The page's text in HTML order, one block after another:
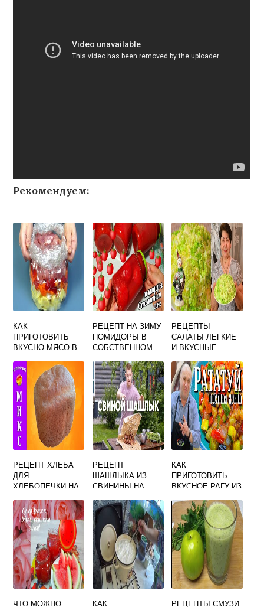
Рекомендуем:
КАК
ПРИГОТОВИТЬ
ВКУСНО МЯСО В
РЕЦЕПТ НА ЗИМУ
ПОМИДОРЫ В
СОБСТВЕННОМ
ВКУСНЫЙ
РЕЦЕПТЫ
САЛАТЫ ЛЕГКИЕ
И ВКУСНЫЕ
РЕЦЕПТ ХЛЕБА
ДЛЯ
ХЛЕБОПЕЧКИ НА
ОЧЕНЬ ВКУСНОГО
РЖАНОГО
РЕЦЕПТ
ШАШЛЫКА ИЗ
СВИНИНЫ НА
МАРИНАД САМЫЙ
ВКУСНЫЙ
КАК
ПРИГОТОВИТЬ
ВКУСНОЕ РАГУ ИЗ
ЧТО МОЖНО
КАК
РЕЦЕПТЫ СМУЗИ